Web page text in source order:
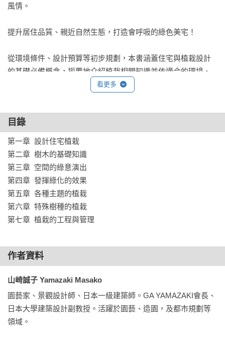
風情。
提升居住品質、親近自然生態，打造會呼吸的綠色美宅！
從環境條件、設計預算等初步規劃，本書涵蓋住宅與植栽設計
的基礎必備概念，扼要地介紹植栽相關知識並依適合的環境、
優點特色與主題風格加以分類，將植物與建築物有規劃地組合
理。帶領讀者了解植物特性，全面掌握住宅植栽的挑選種植與
養護管理方法原則，美化建築體的視覺印象，打造出生意盎然
的居家生活！
本書特色
●依照各種需求清楚分類，具體提出適宜樹種，幫助實務上選擇
使用
●全彩印刷，精美插圖，迅速建構專業知識
看更多
目錄
第一章  設計住宅植栽
第二章  樹木的基礎知識
第三章  空間的綠意演出
第四章  發揮綠化的效果
第五章  各種主題的植栽
第六章  特殊樹種的植栽
第七章  植栽的工程與管理
作者資料
山崎誠子 Yamazaki Masako
園藝家、景觀設計師、日本一級建築師。GA YAMAZAKI會長、
日本大學建築設計副教授。活躍於園藝、造園，及都市規劃等
領域。